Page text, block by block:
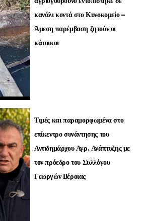
κανάλι κοντά στο Κυνοκομείο –
Άμεση παρέμβαση ζητούν οι
κάτοικοι
Τιμές και παραμορφωμένα στο
επίκεντρο συνάντησης του
Αντιδημάρχου Αγρ. Ανάπτυξης με
τον πρόεδρο του Συλλόγου
Γεωργών Βέροιας